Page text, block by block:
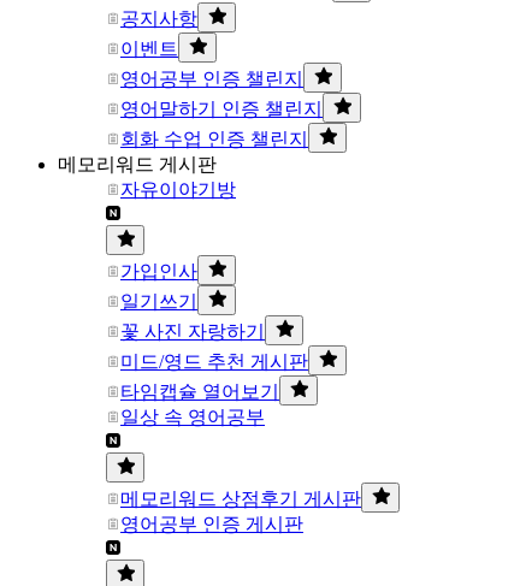
공지사항
이벤트
영어공부 인증 챌린지
영어말하기 인증 챌린지
회화 수업 인증 챌린지
메모리워드 게시판
자유이야기방
가입인사
일기쓰기
꽃 사진 자랑하기
미드/영드 추천 게시판
타임캡슐 열어보기
일상 속 영어공부
메모리워드 상점후기 게시판
영어공부 인증 게시판